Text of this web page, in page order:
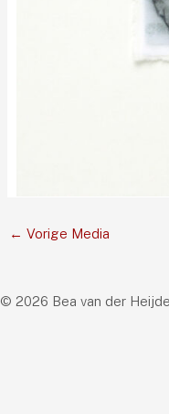
← Vorige Media
© 2026 Bea van der